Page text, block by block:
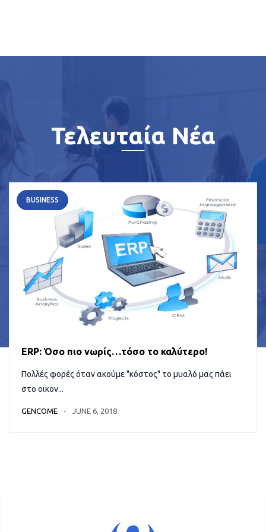
Τελευταία Νέα
BUSINESS
ERP: Όσο πιο νωρίς…τόσο το καλύτερο!
Πολλές φορές όταν ακούμε "κόστος" το μυαλό μας πάει
στο οικον...
GENCOME JUNE 6, 2018